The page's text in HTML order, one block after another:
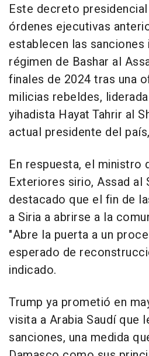
Este decreto
órdenes ejecutivas
establecen las sanciones
régimen de Bashar al
finales de 2024 tras una
milicias rebeldes,
yihadista Hayat Tahrir al
actual presidente del
En respuesta, el ministro
Exteriores sirio, Assad al
destacado que el fin de
a Siria a abrirse a la
"Abre la puerta a un
esperado de
indicado.
Trump ya prometió en
visita a Arabia Saudí que
sanciones, una medida